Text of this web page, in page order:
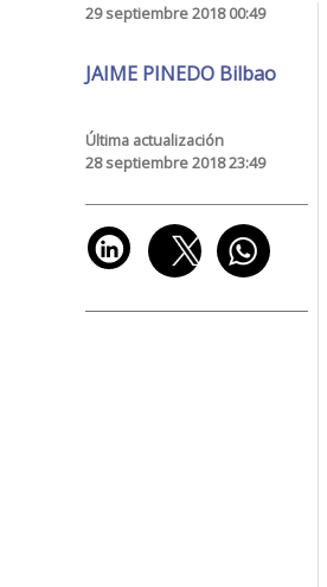
29 septiembre 2018 00:49
JAIME PINEDO Bilbao
Última actualización
28 septiembre 2018 23:49